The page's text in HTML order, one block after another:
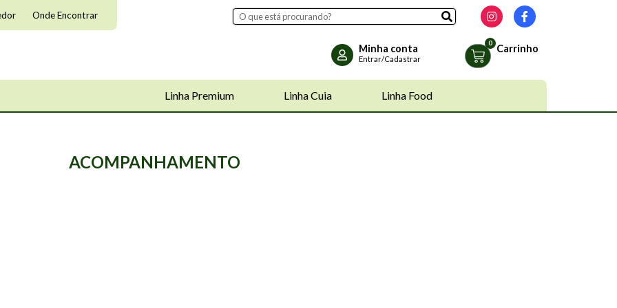
Onde Encontrar
Minha conta
Entrar/Cadastrar
Carrinho
Linha Premium Linha Cuia Linha Food
ACOMPANHAMENTO